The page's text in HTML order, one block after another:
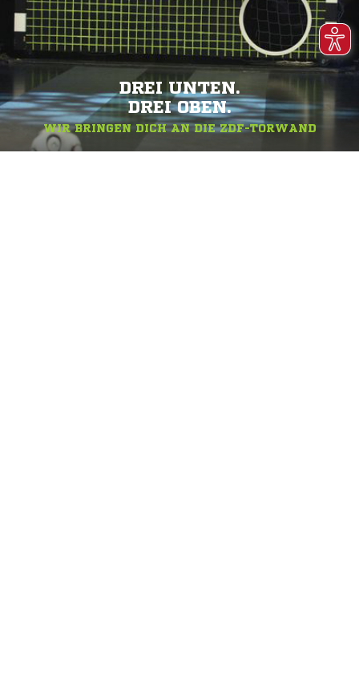
DREI UNTEN.
DREI OBEN.
WIR BRINGEN DICH AN DIE ZDF-TORWAND